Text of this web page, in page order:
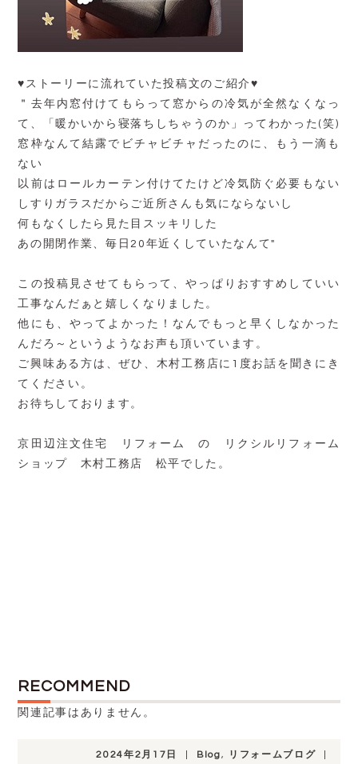
♥ストーリーに流れていた投稿文のご紹介♥
＂去年内窓付けてもらって窓からの冷気が全然なくなっ
て、「暖かいから寝落ちしちゃうのか」ってわかった(笑)
窓枠なんて結露でビチャビチャだったのに、もう一滴も
ない
以前はロールカーテン付けてたけど冷気防ぐ必要もない
しすりガラスだからご近所さんも気にならないし
何もなくしたら見た目スッキリした
あの開閉作業、毎日20年近くしていたなんて″
この投稿見させてもらって、やっぱりおすすめしていい
工事なんだぁと嬉しくなりました。
他にも、やってよかった！なんでもっと早くしなかった
んだろ～というようなお声も頂いています。
ご興味ある方は、ぜひ、木村工務店に1度お話を聞きにき
てください。
お待ちしております。
京田辺注文住宅 リフォーム の リクシルリフォーム
ショップ 木村工務店 松平でした。
RECOMMEND
関連記事はありません。
2024年2月17日 Blog, リフォームブログ